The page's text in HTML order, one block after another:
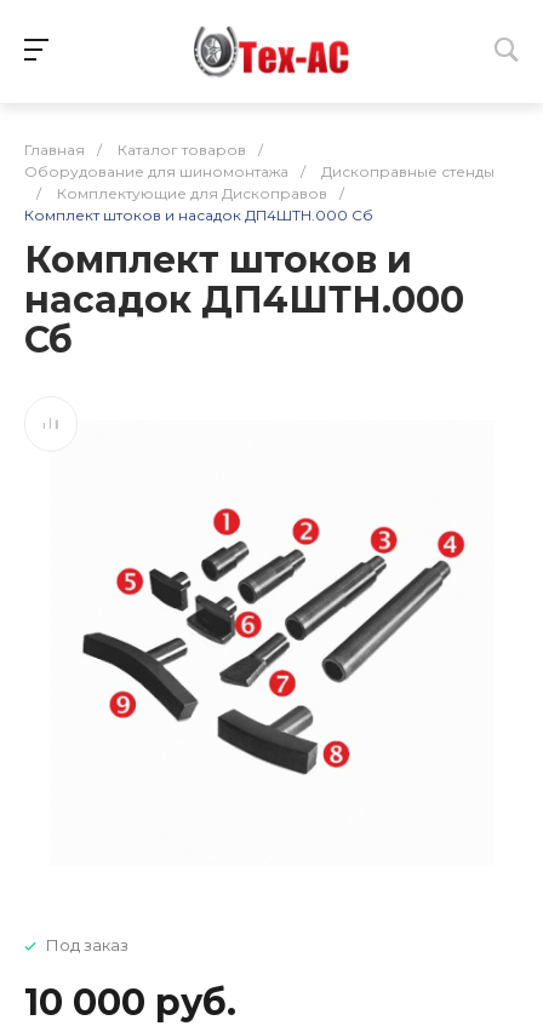
Главная / Каталог товаров
/
Оборудование для шиномонтажа
/
Дископравные стенды
/
Комплектующие для Дископравов
/
Комплект штоков и насадок ДП4ШТН.000 Сб
Комплект штоков и
насадок ДП4ШТН.000
Сб
Под заказ
10 000 руб.